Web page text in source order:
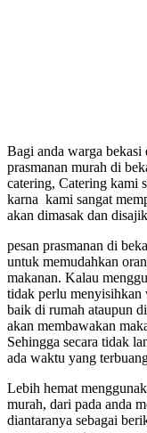
Bagi anda warga bekasi
prasmanan murah di
catering, Catering kami
karna kami sangat
akan dimasak dan
pesan prasmanan di
untuk memudahkan
makanan. Kalau
tidak perlu menyisihkan
baik di rumah ataupun
akan membawakan
Sehingga secara tidak
ada waktu yang
Lebih hemat
murah, dari pada anda
diantaranya sebagai